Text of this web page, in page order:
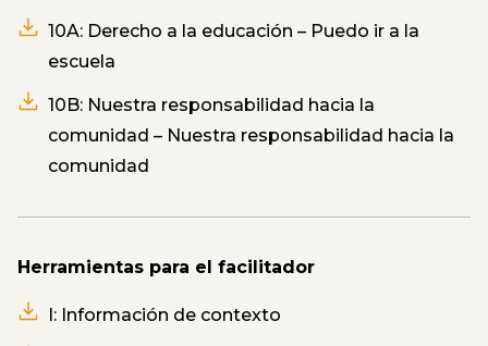
10A: Derecho a la educación – Puedo ir a la
escuela
10B: Nuestra responsabilidad hacia la
comunidad – Nuestra responsabilidad hacia la
comunidad
Herramientas para el facilitador
I: Información de contexto